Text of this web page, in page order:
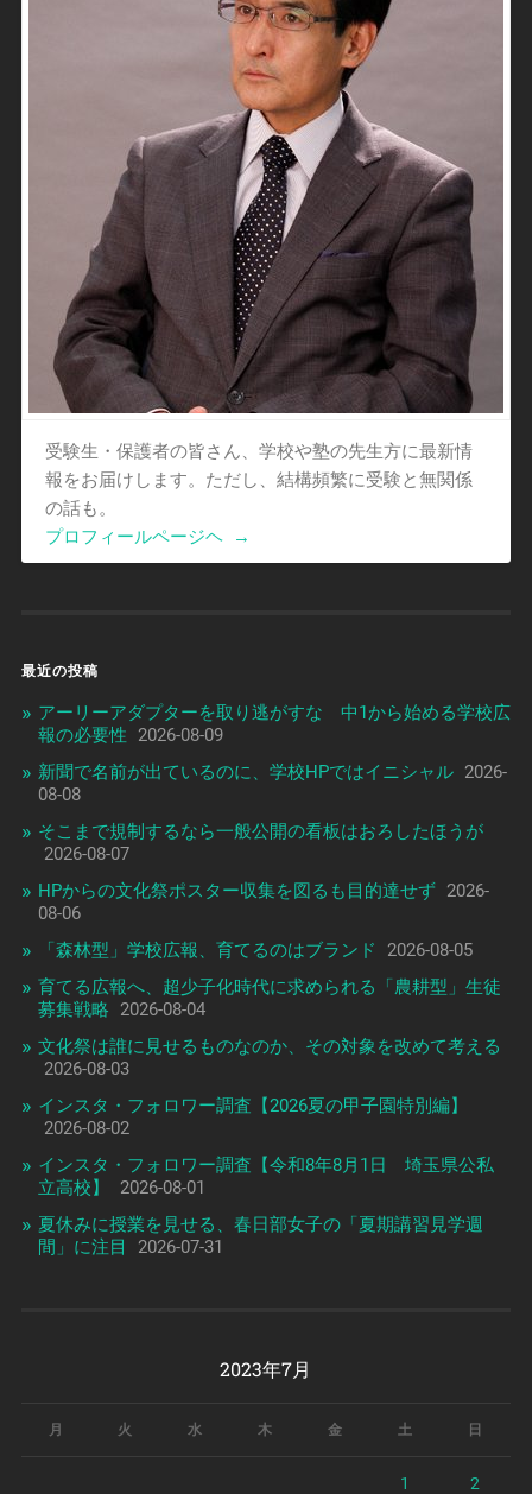
受験生・保護者の皆さん、学校や塾の先生方に最新情
報をお届けします。ただし、結構頻繁に受験と無関係
の話も。
プロフィールページヘ
→
最近の投稿
アーリーアダプターを取り逃がすな 中1から始める学校広
報の必要性
2026-08-09
新聞で名前が出ているのに、学校HPではイニシャル 2026-
08-08
そこまで規制するなら一般公開の看板はおろしたほうが
2026-08-07
HPからの文化祭ポスター収集を図るも目的達せず 2026-
08-06
「森林型」学校広報、育てるのはブランド
2026-08-05
育てる広報へ、超少子化時代に求められる「農耕型」生徒
募集戦略
2026-08-04
文化祭は誰に見せるものなのか、その対象を改めて考える
2026-08-03
インスタ・フォロワー調査【2026夏の甲子園特別編】
2026-08-02
インスタ・フォロワー調査【令和8年8月1日 埼玉県公私
立高校】
2026-08-01
夏休みに授業を見せる、春日部女子の「夏期講習見学週
間」に注目
2026-07-31
2023年7月
月 火 水 木 金 土 日
1 2